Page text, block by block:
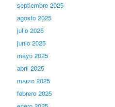
septiembre 2025
agosto 2025
julio 2025
junio 2025
mayo 2025
abril 2025
marzo 2025
febrero 2025